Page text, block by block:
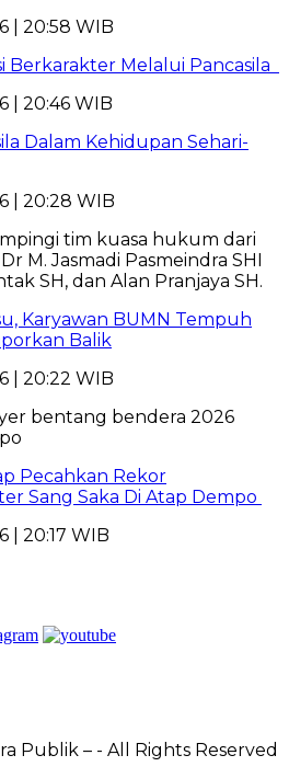
| 20:58 WIB
Berkarakter Melalui Pancasila
| 20:46 WIB
Dalam Kehidupan Sehari-
| 20:28 WIB
Karyawan BUMN Tempuh
Balik
| 20:22 WIB
Pecahkan Rekor
Sang Saka Di Atap Dempo
| 20:17 WIB
Publik – - All Rights Reserved